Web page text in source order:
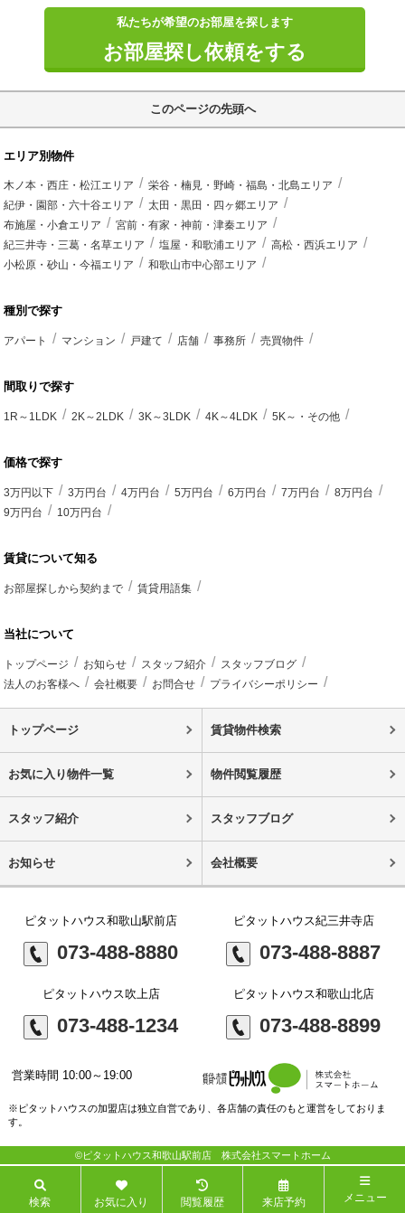
私たちが希望のお部屋を探します
お部屋探し依頼をする
このページの先頭へ
エリア別物件
木ノ本・西庄・松江エリア
栄谷・楠見・野崎・福島・北島エリア
紀伊・園部・六十谷エリア
太田・黒田・四ヶ郷エリア
布施屋・小倉エリア
宮前・有家・神前・津秦エリア
紀三井寺・三葛・名草エリア
塩屋・和歌浦エリア
高松・西浜エリア
小松原・砂山・今福エリア
和歌山市中心部エリア
種別で探す
アパート マンション 戸建て 店舗 事務所 売買物件
間取りで探す
1R～1LDK 2K～2LDK 3K～3LDK 4K～4LDK 5K～・その他
価格で探す
3万円以下 3万円台 4万円台 5万円台 6万円台 7万円台
8万円台
9万円台
10万円台
賃貸について知る
お部屋探しから契約まで 賃貸用語集
当社について
トップページ お知らせ スタッフ紹介
スタッフブログ
法人のお客様へ
会社概要 お問合せ プライバシーポリシー
トップページ 賃貸物件検索
お気に入り物件一覧 物件閲覧履歴
スタッフ紹介 スタッフブログ
お知らせ 会社概要
ピタットハウス和歌山駅前店
073-488-8880
ピタットハウス紀三井寺店
073-488-8887
ピタットハウス吹上店
073-488-1234
ピタットハウス和歌山北店
073-488-8899
営業時間 10:00～19:00
※ピタットハウスの加盟店は独立自営であり、各店舗の責任のもと運営をしておりま
す。
©ピタットハウス和歌山駅前店 株式会社スマートホーム
検索 お気に入り 閲覧履歴 来店予約 メニュー